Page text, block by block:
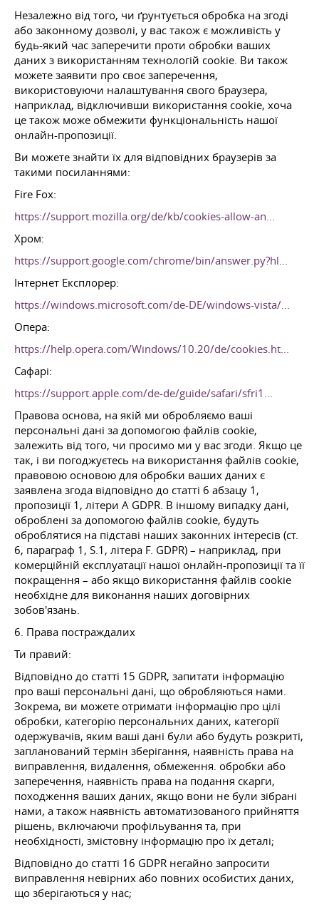
Незалежно від того, чи ґрунтується обробка на згоді
або законному дозволі, у вас також є можливість у
будь-який час заперечити проти обробки ваших
даних з використанням технологій cookie. Ви також
можете заявити про своє заперечення,
використовуючи налаштування свого браузера,
наприклад, відключивши використання cookie, хоча
це також може обмежити функціональність нашої
онлайн-пропозиції.
Ви можете знайти їх для відповідних браузерів за
такими посиланнями:
Fire Fox:
https://support.mozilla.org/de/kb/cookies-allow-an...
Хром:
https://support.google.com/chrome/bin/answer.py?hl...
Інтернет Експлорер:
https://windows.microsoft.com/de-DE/windows-vista/...
Опера:
https://help.opera.com/Windows/10.20/de/cookies.ht...
Сафарі:
https://support.apple.com/de-de/guide/safari/sfri1...
Правова основа, на якій ми обробляємо ваші
персональні дані за допомогою файлів cookie,
залежить від того, чи просимо ми у вас згоди. Якщо це
так, і ви погоджуєтесь на використання файлів cookie,
правовою основою для обробки ваших даних є
заявлена згода відповідно до статті 6 абзацу 1,
пропозиції 1, літери A GDPR. В іншому випадку дані,
оброблені за допомогою файлів cookie, будуть
оброблятися на підставі наших законних інтересів (ст.
6, параграф 1, S.1, літера F. GDPR) – наприклад, при
комерційній експлуатації нашої онлайн-пропозиції та її
покращення – або якщо використання файлів cookie
необхідне для виконання наших договірних
зобов'язань.
6. Права постраждалих
Ти правий:
Відповідно до статті 15 GDPR, запитати інформацію
про ваші персональні дані, що обробляються нами.
Зокрема, ви можете отримати інформацію про цілі
обробки, категорію персональних даних, категорії
одержувачів, яким ваші дані були або будуть розкриті,
запланований термін зберігання, наявність права на
виправлення, видалення, обмеження. обробки або
заперечення, наявність права на подання скарги,
походження ваших даних, якщо вони не були зібрані
нами, а також наявність автоматизованого прийняття
рішень, включаючи профільування та, при
необхідності, змістовну інформацію про їх деталі;
Відповідно до статті 16 GDPR негайно запросити
виправлення невірних або повних особистих даних,
що зберігаються у нас;